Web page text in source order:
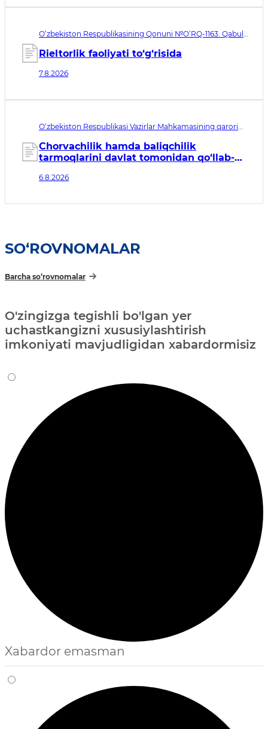
O‘zbekiston Respublikasining Qonuni №O‘RQ-1163. Qabul
Rieltorlik faoliyati to‘g‘risida
7.8.2026
O‘zbekiston Respublikasi Vazirlar Mahkamasining qarori
sanasi 07.08.2026
Chorvachilik hamda baliqchilik
tarmoqlarini davlat tomonidan qo‘llab-
tadbirlari to‘g‘risida
6.8.2026
SO‘ROVNOMALAR
Barcha so‘rovnomalar
O'zingizga tegishli bo'lgan yer
uchastkangizni xususiylashtirish
imkoniyati mavjudligidan xabardormisiz
Xabardor emasman